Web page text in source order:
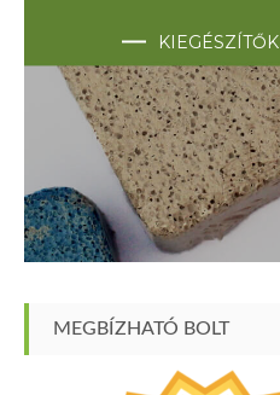
KIEGÉSZÍTŐK
MEGBÍZHATÓ BOLT